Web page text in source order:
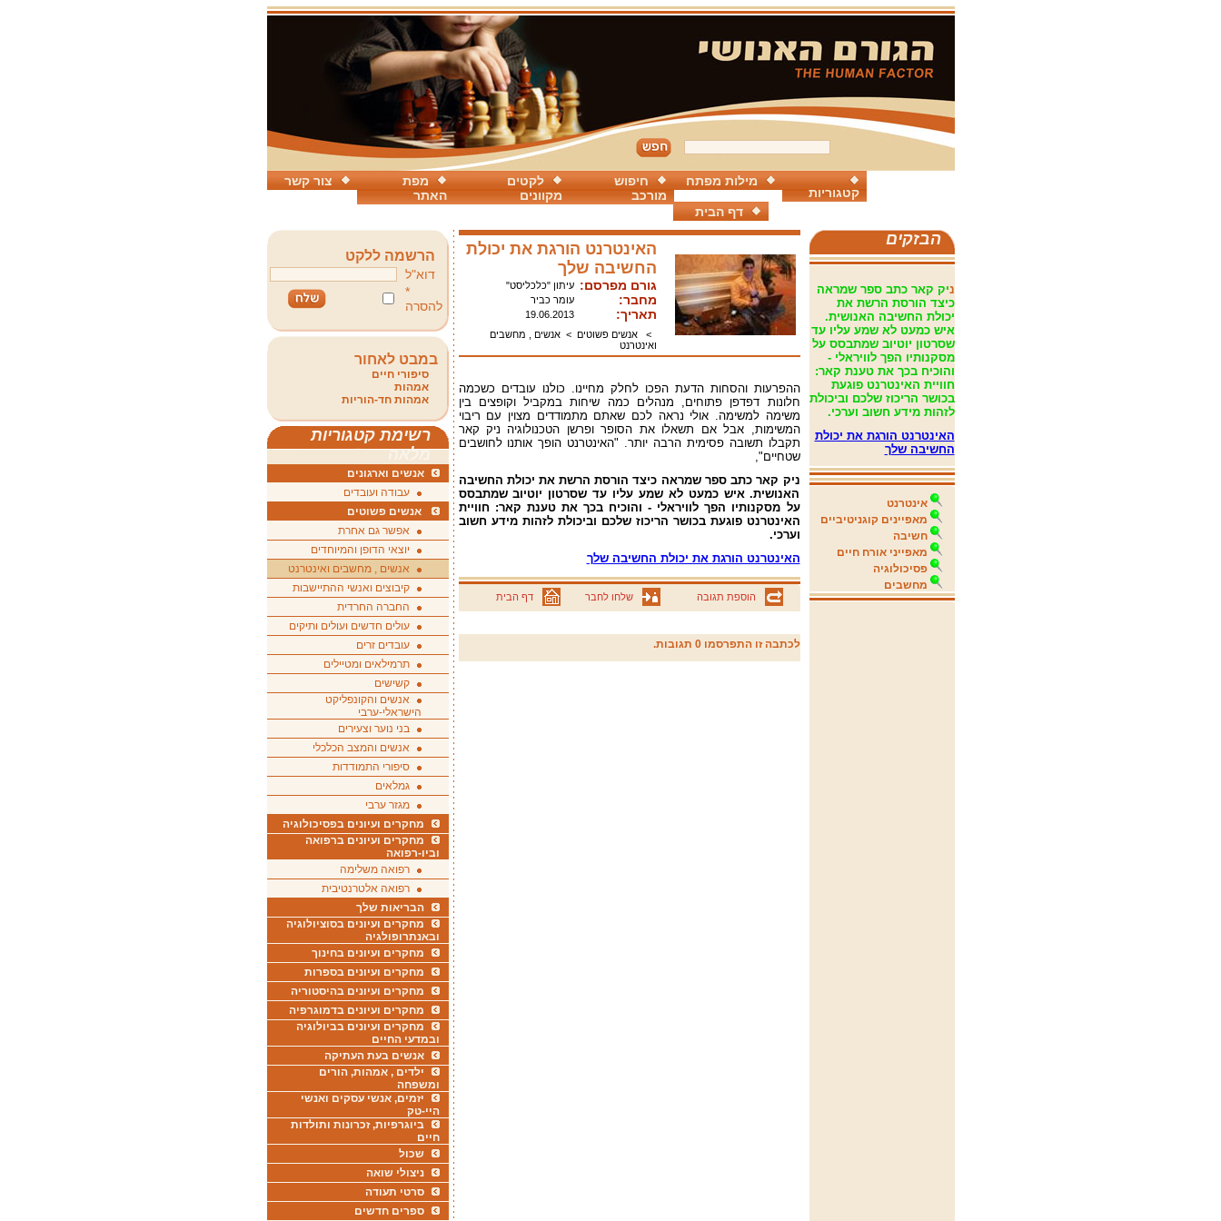
צור קשר
מפת
האתר
לקטים
מקוונים
חיפוש
מורכב
מילות מפתח
קטגוריות
דף הבית
הבזקים
ניק קאר כתב ספר שמראה
כיצד הורסת הרשת את
יכולת החשיבה האנושית.
איש כמעט לא שמע עליו עד
שסרטון יוטיוב שמתבסס על
מסקנותיו הפך לוויראלי -
והוכיח בכך את טענת קאר:
חוויית האינטרנט פוגעת
בכושר הריכוז שלכם וביכולת
לזהות מידע חשוב וערכי.
האינטרנט הורגת את יכולת
החשיבה שלך
אינטרנט
מאפיינים קוגניטיביים
חשיבה
מאפייני אורח חיים
פסיכולוגיה
מחשבים
האינטרנט הורגת את יכולת
החשיבה שלך
גורם מפרסם: עיתון "כלכליסט"
מחבר: עומר כביר
תאריך:
19.06.2013
>
אנשים פשוטים >אנשים , מחשבים
ואינטרנט
ההפרעות והסחות הדעת הפכו לחלק מחיינו. כולנו עובדים כשכמה
חלונות דפדפן פתוחים, מנהלים כמה שיחות במקביל וקופצים בין
משימה למשימה. אולי נראה לכם שאתם מתמודדים מצוין עם ריבוי
המשימות, אבל אם תשאלו את הסופר ופרשן הטכנולוגיה ניק קאר
תקבלו תשובה פסימית הרבה יותר. "האינטרנט הופך אותנו לחושבים
שטחיים",
ניק קאר כתב ספר שמראה כיצד הורסת הרשת את יכולת החשיבה
האנושית. איש כמעט לא שמע עליו עד שסרטון יוטיוב שמתבסס
על מסקנותיו הפך לוויראלי - והוכיח בכך את טענת קאר: חוויית
האינטרנט פוגעת בכושר הריכוז שלכם וביכולת לזהות מידע חשוב
וערכי.
האינטרנט הורגת את יכולת החשיבה שלך
הוספת תגובה שלחו לחבר דף הבית
לכתבה זו התפרסמו 0 תגובות.
הרשמה ללקט
דוא"ל
*
להסרה
במבט לאחור
סיפורי חיים
אמהות
אמהות חד-הוריות
רשימת קטגוריות
מלאה
אנשים וארגונים
עבודה ועובדים
אנשים פשוטים
אפשר גם אחרת
יוצאי הדופן והמיוחדים
אנשים , מחשבים ואינטרנט
קיבוצים ואנשי ההתיישבות
החברה החרדית
עולים חדשים ועולים ותיקים
עובדים זרים
תרמילאים ומטיילים
קשישים
אנשים והקונפליקט
הישראלי-ערבי
בני נוער וצעירים
אנשים והמצב הכלכלי
סיפורי התמודדות
גמלאים
מגזר ערבי
מחקרים ועיונים בפסיכולוגיה
מחקרים ועיונים ברפואה
וביו-רפואה
רפואה משלימה
רפואה אלטרנטיבית
הבריאות שלך
מחקרים ועיונים בסוציולוגיה
ובאנתרופולגיה
מחקרים ועיונים בחינוך
מחקרים ועיונים בספרות
מחקרים ועיונים בהיסטוריה
מחקרים ועיונים בדמוגרפיה
מחקרים ועיונים בביולוגיה
ובמדעי החיים
אנשים בעת העתיקה
ילדים , אמהות, הורים
ומשפחה
יזמים, אנשי עסקים ואנשי
היי-טק
ביוגרפיות, זכרונות ותולדות
חיים
שכול
ניצולי שואה
סרטי תעודה
ספרים חדשים